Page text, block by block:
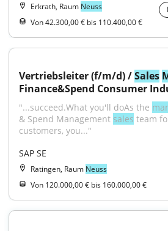
Erkrath, Raum Neuss
Von 42.300,00 € bis 110.400,00 €
Vertriebsleiter (f/m/d) / Sales
Finance&Spend Consumer
"...succeed.What you'll doAs the
& Spend Management sales team
customers, you..."
SAP SE
Ratingen, Raum Neuss
Von 120.000,00 € bis 160.000,00 €